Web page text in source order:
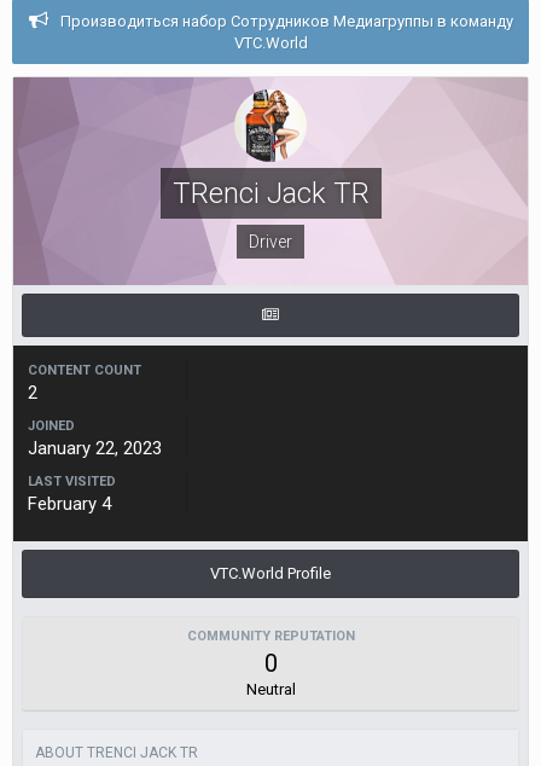
Производиться набор Сотрудников Медиагруппы в команду
VTC.World
TRenci Jack TR
Driver
CONTENT COUNT
2
JOINED
January 22, 2023
LAST VISITED
February 4
VTC.World Profile
COMMUNITY REPUTATION
0
Neutral
ABOUT TRENCI JACK TR